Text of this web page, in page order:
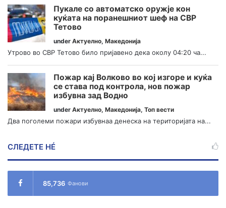
Пукале со автоматско оружје кон
куќата на поранешниот шеф на СВР
Тетово
under Актуелно, Македонија
Утрово во СВР Тетово било пријавено дека околу 04:20 ча...
Пожар кај Волково во кој изгоре и куќа
се става под контрола, нов пожар
избувна зад Водно
under Актуелно, Македонија, Топ вести
Два поголеми пожари избувнаа денеска на територијата на...
СЛЕДЕТЕ НÉ
85,736 Фанови